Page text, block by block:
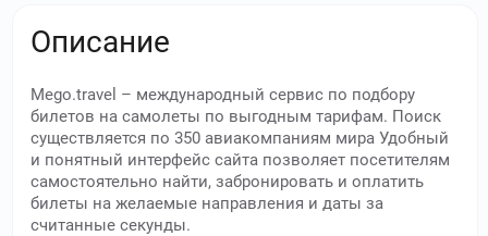
Описание
Mego.travel – международный сервис по подбору
билетов на самолеты по выгодным тарифам. Поиск
существляется по 350 авиакомпаниям мира Удобный
и понятный интерфейс сайта позволяет посетителям
самостоятельно найти, забронировать и оплатить
билеты на желаемые направления и даты за
считанные секунды.